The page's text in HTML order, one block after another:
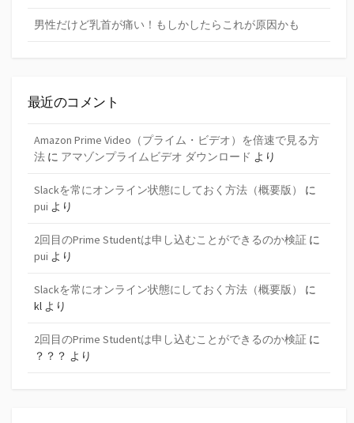
男性だけど乳首が痛い！もしかしたらこれが原因かも
最近のコメント
Amazon Prime Video（プライム・ビデオ）を倍速で見る方
法 に アマゾンプライムビデオ ダウンロード より
Slackを常にオンライン状態にしておく方法（概要版）
に
pui より
2回目のPrime Studentは申し込むことができるのか検証 に
pui より
Slackを常にオンライン状態にしておく方法（概要版）
に
kl より
2回目のPrime Studentは申し込むことができるのか検証 に
？？？ より